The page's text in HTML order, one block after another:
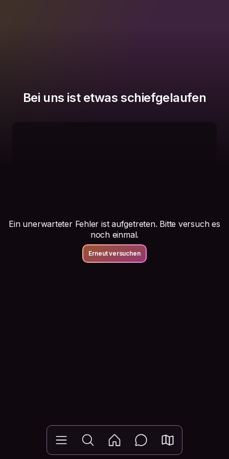
Bei uns ist etwas schiefgelaufen
Ein unerwarteter Fehler ist aufgetreten. Bitte versuch es
noch einmal.
Erneut versuchen